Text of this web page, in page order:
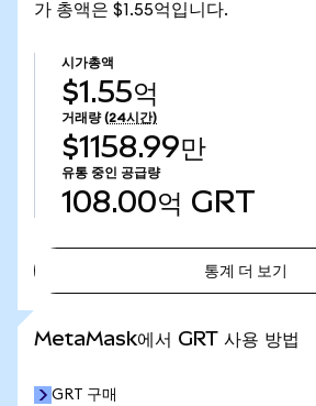
가 총액은 $1.55억입니다.
시가총액
$1.55억
거래량 (24시간)
$1158.99만
유통 중인 공급량
108.00억 GRT
통계 더 보기
MetaMask에서 GRT 사용 방법
GRT 구매